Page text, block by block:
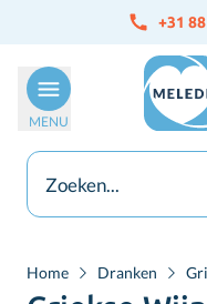
Ga naar de inhoud +31
MENU
Home Dranken